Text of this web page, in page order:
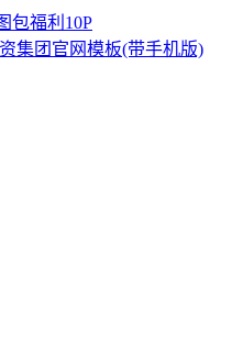
包福利10P